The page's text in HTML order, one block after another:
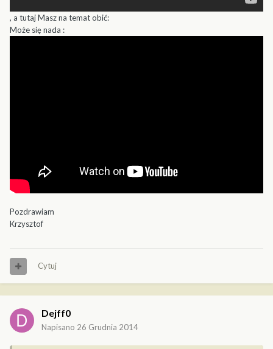
, a tutaj Masz na temat obić:
Może się nada :
Pozdrawiam
Krzysztof
Cytuj
Dejff0
Napisano 26 Grudnia 2014